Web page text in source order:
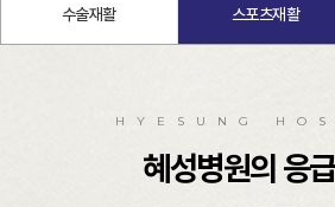
수술재활 스포츠재활
HYESUNG
혜성병원의 응